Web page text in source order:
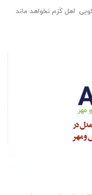
اهل کَرَم نخواهد ماند